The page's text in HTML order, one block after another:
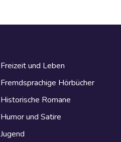
Freizeit und Leben
Fremdsprachige Hörbücher
Historische Romane
Humor und Satire
Jugend